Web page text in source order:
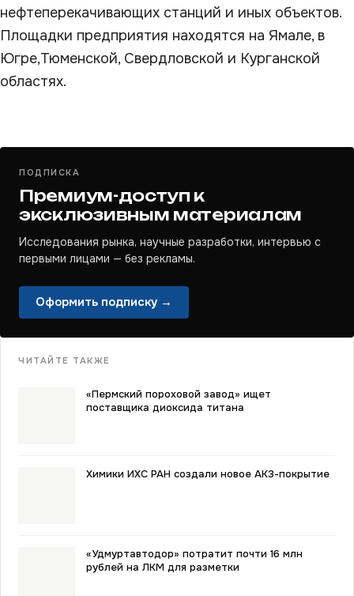
нефтеперекачивающих станций и иных объектов.
Площадки предприятия находятся на Ямале, в
Югре,Тюменской, Свердловской и Курганской
областях.
ПОДПИСКА
Премиум-доступ к
эксклюзивным материалам
Исследования рынка, научные разработки, интервью с
первыми лицами — без рекламы.
Оформить подписку →
ЧИТАЙТЕ ТАКЖЕ
«Пермский пороховой завод» ищет
поставщика диоксида титана
Химики ИХС РАН создали новое АКЗ-покрытие
«Удмуртавтодор» потратит почти 16 млн
рублей на ЛКМ для разметки